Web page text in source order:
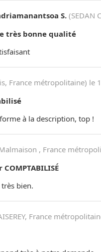
S.(SEDAN
très bonne qualité
France métropolitaine) le
à la description, top !
, France
bien.
France